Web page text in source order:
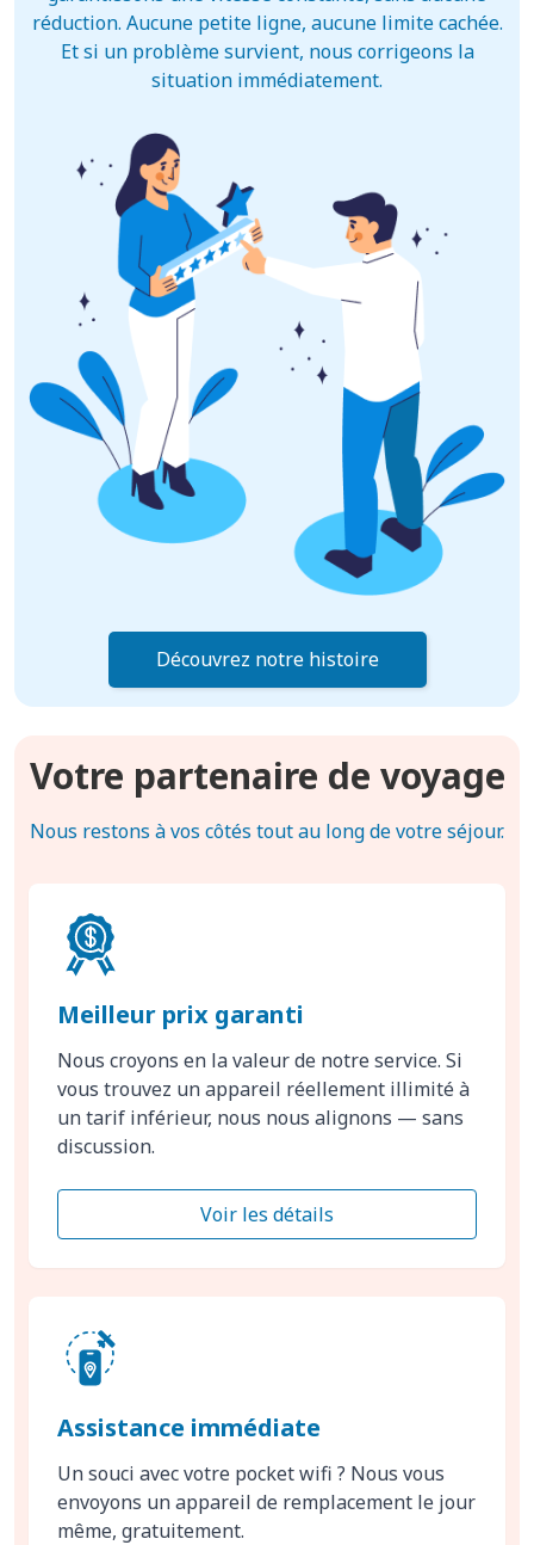
réduction. Aucune petite ligne, aucune limite cachée.
Et si un problème survient, nous corrigeons la
situation immédiatement.
Découvrez notre histoire
Votre partenaire de voyage
Nous restons à vos côtés tout au long de votre séjour.
Meilleur prix garanti
Nous croyons en la valeur de notre service. Si
vous trouvez un appareil réellement illimité à
un tarif inférieur, nous nous alignons — sans
discussion.
Voir les détails
Assistance immédiate
Un souci avec votre pocket wifi ? Nous vous
envoyons un appareil de remplacement le jour
même, gratuitement.